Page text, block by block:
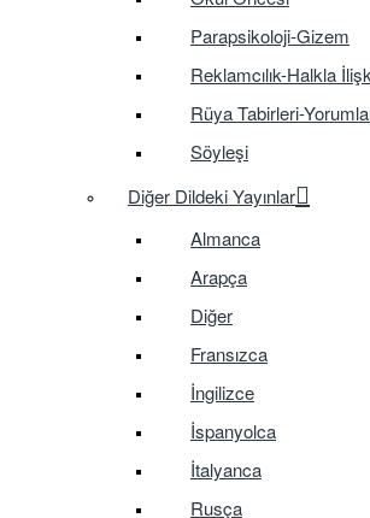
Parapsikoloji-Gizem
Reklamcılık-Halkla
Rüya Tabirleri-
Söyleşi
Diğer Dildeki Yayınlar
Almanca
Arapça
Diğer
Fransızca
İngilizce
İspanyolca
İtalyanca
Rusça